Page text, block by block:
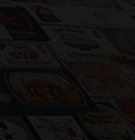
le migliori
e le